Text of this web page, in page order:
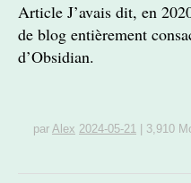
Article J’avais dit, en
de blog entièrement
d’Obsidian.
par Alex 2024-05-21 3,910